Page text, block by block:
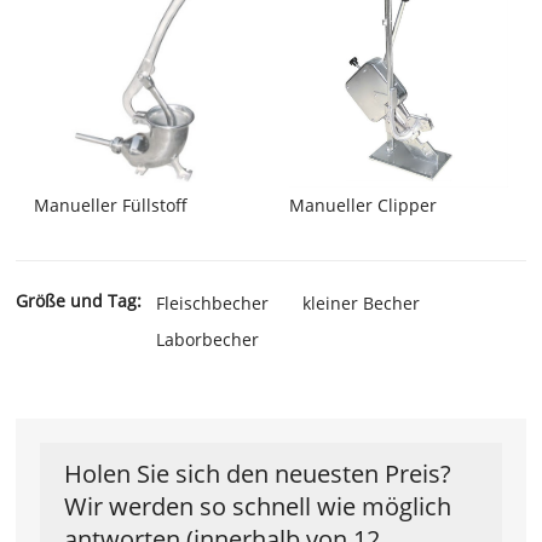
Manueller Füllstoff Manueller Clipper
Größe und Tag: Fleischbecher
kleiner Becher
Laborbecher
Holen Sie sich den neuesten Preis?
Wir werden so schnell wie möglich